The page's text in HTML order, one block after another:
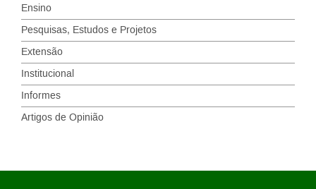
Ensino
Pesquisas, Estudos e Projetos
Extensão
Institucional
Informes
Artigos de Opinião